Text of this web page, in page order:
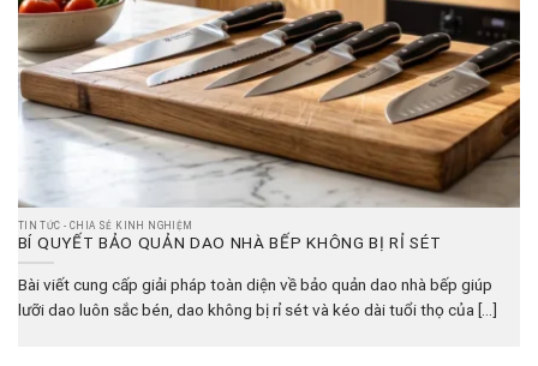
TIN TỨC - CHIA SẺ KINH NGHIỆM
BÍ QUYẾT BẢO QUẢN DAO NHÀ BẾP KHÔNG BỊ RỈ SÉT
Bài viết cung cấp giải pháp toàn diện về bảo quản dao nhà bếp giúp
lưỡi dao luôn sắc bén, dao không bị rỉ sét và kéo dài tuổi thọ của [...]